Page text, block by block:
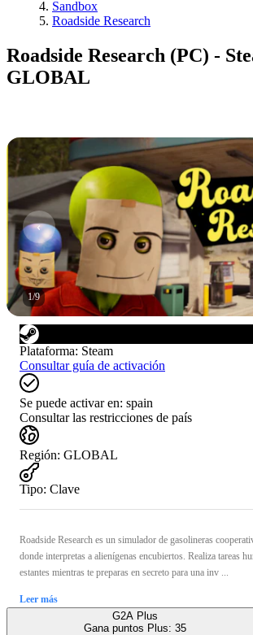
Sandbox
Roadside Research
Roadside Research (PC) -
GLOBAL
1/9
Plataforma: Steam
Consultar guía de activación
Se puede activar en: spain
Consultar las restricciones de país
Región: GLOBAL
Tipo: Clave
Roadside Research es un simulador de gasolineras
donde interpretas a alienígenas encubiertos. Realiza tareas
estantes mientras te preparas en secreto para una inv ...
Leer más
G2A Plus
Gana puntos Plus: 35